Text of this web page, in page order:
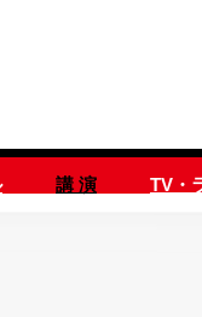
講 演 TV・